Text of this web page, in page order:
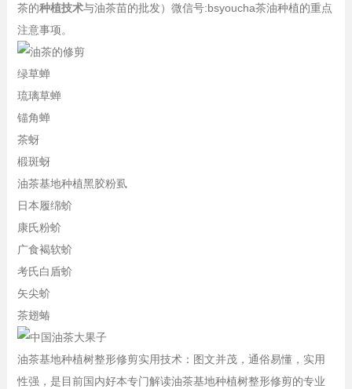
茶的种植技术与油茶苗的批发）微信号:bsyoucha茶油种植的重点
注意事项。
绿草蝉
琉璃草蝉
锚角蝉
茶蚜
椴斑蚜
油茶基地种植黑胶粉虱
日本履绵蚧
康氏粉蚧
广食褐软蚧
考氏白盾蚧
矢尖蚧
茶翅蝽
油茶基地种植树整形修剪实用技术：图文并茂，通俗易懂，实用
性强，是目前国内好本专门解读油茶基地种植树整形修剪的专业